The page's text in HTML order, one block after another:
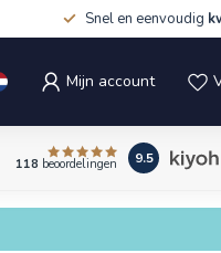
Snel en eenvoudig
Mijn account
118 beoordelingen 9.5